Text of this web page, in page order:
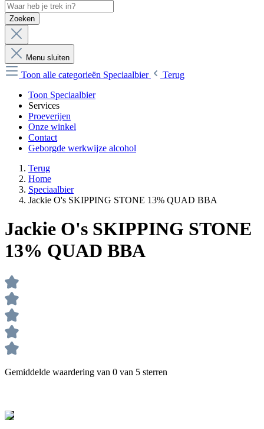
Zoeken
Menu sluiten
Toon alle categorieën Speciaalbier
Terug
Toon Speciaalbier
Services
Proeverijen
Onze winkel
Contact
Geborgde werkwijze alcohol
Terug
Home
Speciaalbier
Jackie O's SKIPPING STONE 13% QUAD BBA
Jackie O's SKIPPING STONE
13% QUAD BBA
Gemiddelde waardering van 0 van 5 sterren